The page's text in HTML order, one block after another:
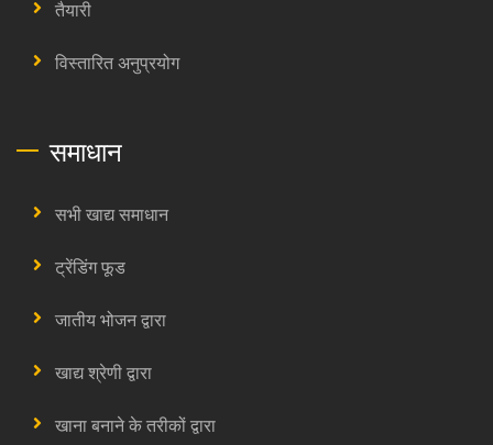
तैयारी
विस्तारित अनुप्रयोग
समाधान
सभी खाद्य समाधान
ट्रेंडिंग फूड
जातीय भोजन द्वारा
खाद्य श्रेणी द्वारा
खाना बनाने के तरीकों द्वारा